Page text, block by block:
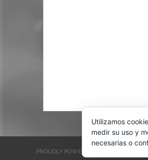
PROUDLY POWERED BY WORDPRESS
Utilizamos
medir su uso y
necesarias o